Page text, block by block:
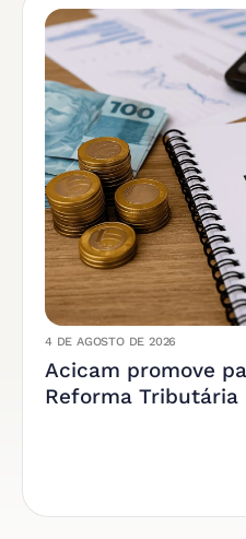
4 DE AGOSTO DE 2026
Acicam promove
Reforma Tributária